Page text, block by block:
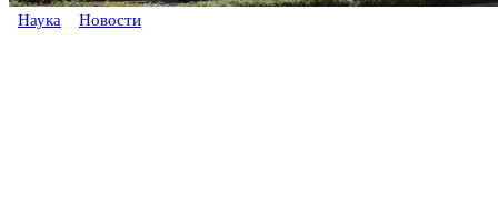
Наука Новости